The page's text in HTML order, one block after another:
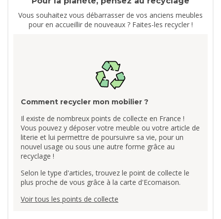
Vous souhaitez vous débarrasser de vos anciens meubles
pour en accueillir de nouveaux ? Faites-les recycler !
Comment recycler mon mobilier ?
Il existe de nombreux points de collecte en France !
Vous pouvez y déposer votre meuble ou votre article de
literie et lui permettre de poursuivre sa vie, pour un
nouvel usage ou sous une autre forme grâce au
recyclage !
Selon le type d'articles, trouvez le point de collecte le
plus proche de vous grâce à la carte d'Ecomaison.
Voir tous les points de collecte